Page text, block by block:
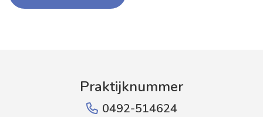
Praktijknummer
0492-514624